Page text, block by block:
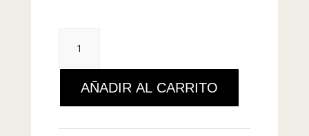
Akumal
AÑADIR AL CARRITO